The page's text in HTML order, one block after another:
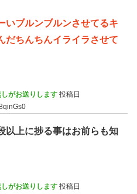
いブルンブルンさせてるキ
だちんちんイライラさせて
がお送りします 投稿日
以上に捗る事はお前らも知
がお送りします 投稿日